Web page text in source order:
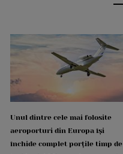
Unul dintre cele mai folosite
aeroporturi din Europa își
închide complet porțile timp de